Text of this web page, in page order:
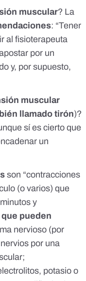
muscular? La
: “Tener
al fisioterapeuta
por un
y, por supuesto,
muscular
llamado tirón)?
sí es cierto que
un
son “contracciones
(o varios) que
y
pueden
nervioso (por
por una
potasio o